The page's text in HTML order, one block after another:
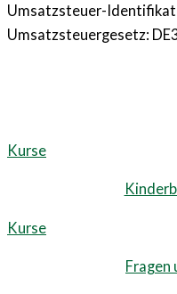
Umsatzsteuer-
Umsatzsteuergesetz:
Kurse
Kurse
Fragen